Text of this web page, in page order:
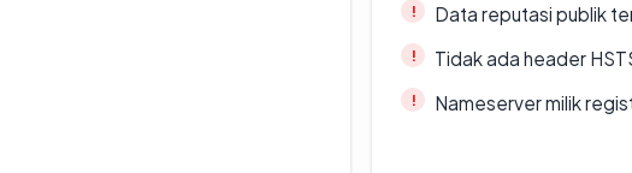
Data reputasi publik
Tidak ada header
Nameserver milik